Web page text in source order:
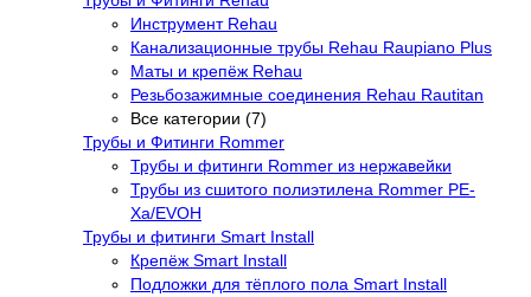
Инструмент Rehau
Канализационные трубы Rehau Raupiano Plus
Маты и крепёж Rehau
Резьбозажимные соединения Rehau Rautitan
Все категории (7)
Трубы и Фитинги Rommer
Трубы и фитинги Rommer из нержавейки
Трубы из сшитого полиэтилена Rommer PE-
Xa/EVOH
Трубы и фитинги Smart Install
Крепёж Smart Install
Подложки для тёплого пола Smart Install